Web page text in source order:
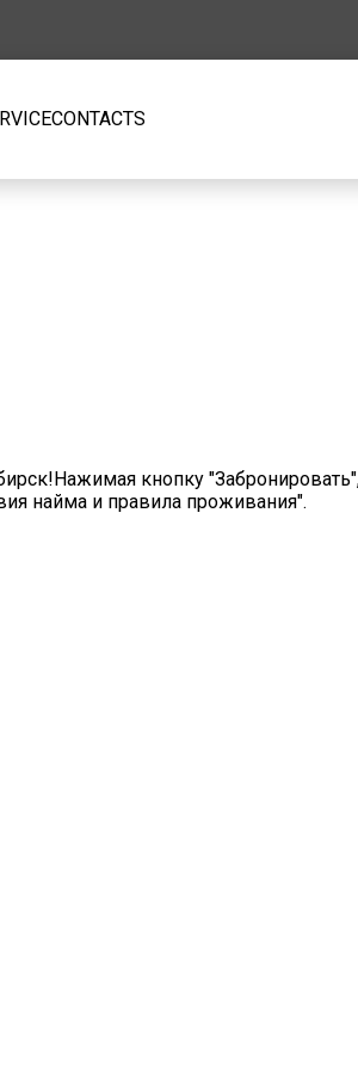
CONTACTS
кнопку
найма и правила проживания".